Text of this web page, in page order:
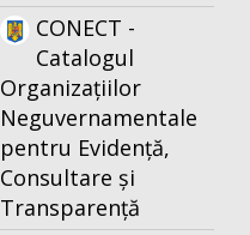
CONECT -
Catalogul
Organizațiilor
Neguvernamentale
pentru Evidență,
Consultare și
Transparență